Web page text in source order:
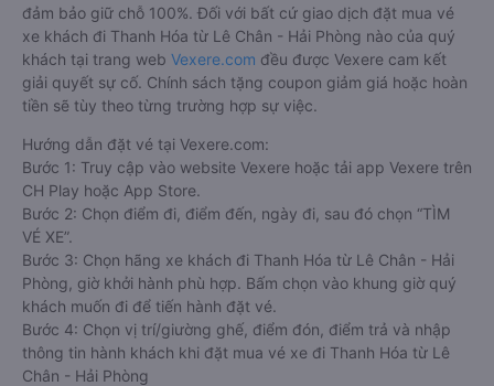
đảm bảo giữ chỗ 100%. Đối với bất cứ giao dịch đặt mua vé
xe khách đi Thanh Hóa từ Lê Chân - Hải Phòng nào của quý
khách tại trang web Vexere.com đều được Vexere cam kết
giải quyết sự cố. Chính sách tặng coupon giảm giá hoặc hoàn
tiền sẽ tùy theo từng trường hợp sự việc.
Hướng dẫn đặt vé tại Vexere.com:
Bước 1: Truy cập vào website Vexere hoặc tải app Vexere trên
CH Play hoặc App Store.
Bước 2: Chọn điểm đi, điểm đến, ngày đi, sau đó chọn “TÌM
VÉ XE”.
Bước 3: Chọn hãng xe khách đi Thanh Hóa từ Lê Chân - Hải
Phòng, giờ khởi hành phù hợp. Bấm chọn vào khung giờ quý
khách muốn đi để tiến hành đặt vé.
Bước 4: Chọn vị trí/giường ghế, điểm đón, điểm trả và nhập
thông tin hành khách khi đặt mua vé xe đi Thanh Hóa từ Lê
Chân - Hải Phòng